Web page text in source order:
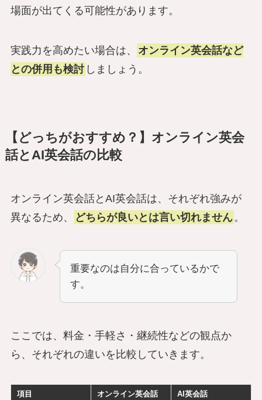
場面が出てくる可能性があります。
実践力を高めたい場合は、
オンライン英会話など
との併用も検討 しましょう。
【どっちがおすすめ？】オンライン英会
話とAI英会話の比較
オンライン英会話とAI英会話は、それぞれ強みが
異なるため、
どちらが良いとは言い切れません 。
重要なのは自分に合っているかで
す。
ここでは、料金・手軽さ・継続性などの観点か
ら、それぞれの違いを比較していきます。
項目 オンライン英会話 AI英会話